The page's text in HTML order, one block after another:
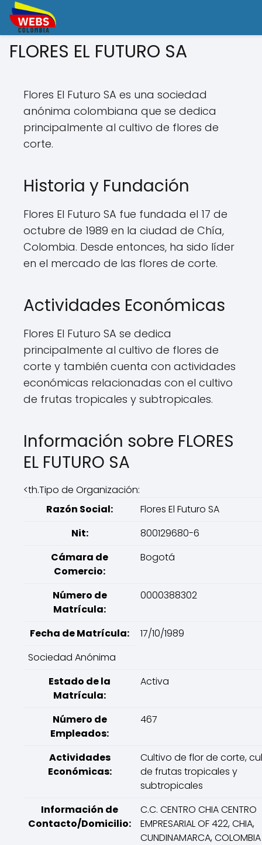
FLORES EL FUTURO SA
Flores El Futuro SA es una sociedad
anónima colombiana que se dedica
principalmente al cultivo de flores de
corte.
Historia y Fundación
Flores El Futuro SA fue fundada el 17 de
octubre de 1989 en la ciudad de Chía,
Colombia. Desde entonces, ha sido líder
en el mercado de las flores de corte.
Actividades Económicas
Flores El Futuro SA se dedica
principalmente al cultivo de flores de
corte y también cuenta con actividades
económicas relacionadas con el cultivo
de frutas tropicales y subtropicales.
Información sobre FLORES
EL FUTURO SA
<th.Tipo de Organización:
Razón Social:
Flores El Futuro SA
Nit:
800129680-6
Cámara de
Comercio:
Bogotá
Número de
Matrícula:
0000388302
Fecha de Matrícula:
17/10/1989
Sociedad Anónima
Estado de la
Matrícula:
Activa
Número de
Empleados:
467
Actividades
Económicas:
Cultivo de flor de corte,
de frutas tropicales y
subtropicales
Información de
Contacto/Domicilio:
C.C. CENTRO CHIA CENTRO
EMPRESARIAL OF 422, CHIA,
CUNDINAMARCA, COLOMBIA